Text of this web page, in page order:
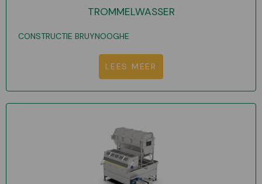
TROMMELWASSER
CONSTRUCTIE BRUYNOOGHE
LEES MEER